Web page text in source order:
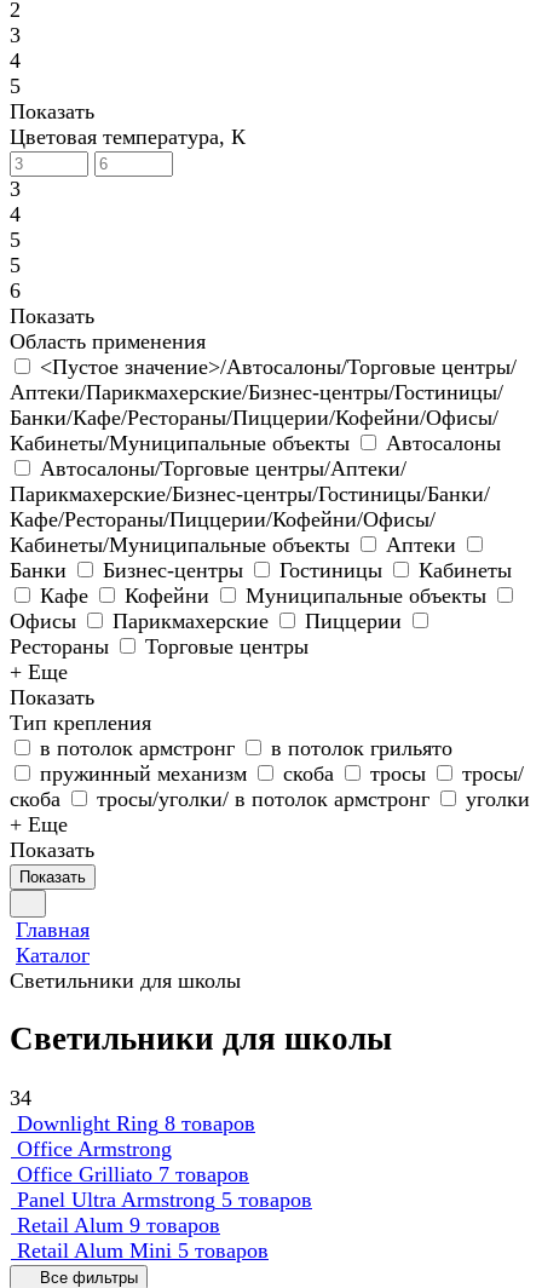
2
3
4
5
Показать
Цветовая температура, К
3
4
5
5
6
Показать
Область применения
<Пустое значение>/Автосалоны/Торговые центры/
Аптеки/Парикмахерские/Бизнес-центры/Гостиницы/
Банки/Кафе/Рестораны/Пиццерии/Кофейни/Офисы/
Кабинеты/Муниципальные объекты
Автосалоны
Автосалоны/Торговые центры/Аптеки/
Парикмахерские/Бизнес-центры/Гостиницы/Банки/
Кафе/Рестораны/Пиццерии/Кофейни/Офисы/
Кабинеты/Муниципальные объекты
Аптеки
Банки
Бизнес-центры Гостиницы
Кабинеты
Кафе
Кофейни
Муниципальные объекты
Офисы
Парикмахерские
Пиццерии
Рестораны
Торговые центры
+ Еще
Показать
Тип крепления
в потолок армстронг
в потолок грильято
пружинный механизм
скоба тросы
тросы/
скоба
тросы/уголки/ в потолок армстронг
уголки
+ Еще
Показать
Показать
Главная
Каталог
Светильники для школы
Светильники для школы
34
Downlight Ring 8 товаров
Office Armstrong
Office Grilliato 7 товаров
Panel Ultra Armstrong 5 товаров
Retail Alum 9 товаров
Retail Alum Mini 5 товаров
Все фильтры